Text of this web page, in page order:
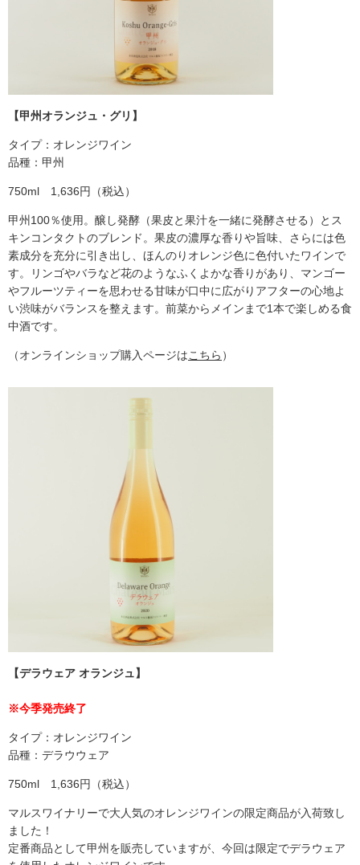
【甲州オランジュ・グリ】
タイプ：オレンジワイン
品種：甲州
750ml 1,636円（税込）
甲州100％使用。醸し発酵（果皮と果汁を一緒に発酵させる）とス
キンコンタクトのブレンド。果皮の濃厚な香りや旨味、さらには色
素成分を充分に引き出し、ほんのりオレンジ色に色付いたワインで
す。リンゴやバラなど花のようなふくよかな香りがあり、マンゴー
やフルーツティーを思わせる甘味が口中に広がりアフターの心地よ
い渋味がバランスを整えます。前菜からメインまで1本で楽しめる食
中酒です。
（オンラインショップ購入ページはこちら ）
【デラウェア オランジュ】
※今季発売終了
タイプ：オレンジワイン
品種：デラウウェア
750ml 1,636円（税込）
マルスワイナリーで大人気のオレンジワインの限定商品が入荷致し
ました！
定番商品として甲州を販売していますが、今回は限定でデラウェア